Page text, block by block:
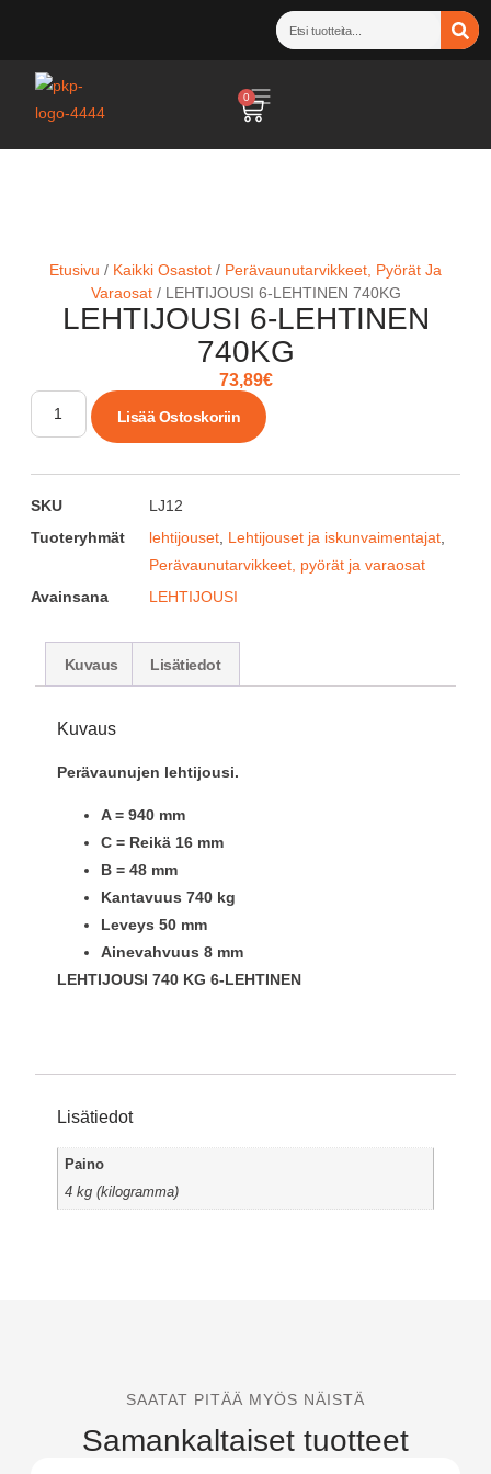
0
Etusivu / Kaikki Osastot / Perävaunutarvikkeet, Pyörät Ja
Varaosat/ LEHTIJOUSI 6-LEHTINEN 740KG
LEHTIJOUSI 6-LEHTINEN
740KG
73,89€
Lisää Ostoskoriin
SKU
LJ12
Tuoteryhmät
lehtijouset, Lehtijouset ja iskunvaimentajat,
Perävaunutarvikkeet, pyörät ja varaosat
Avainsana
LEHTIJOUSI
Kuvaus Lisätiedot
Kuvaus
Perävaunujen lehtijousi.
A = 940 mm
C = Reikä 16 mm
B = 48 mm
Kantavuus 740 kg
Leveys 50 mm
Ainevahvuus 8 mm
LEHTIJOUSI 740 KG 6-LEHTINEN
Lisätiedot
Paino
4 kg (kilogramma)
SAATAT PITÄÄ MYÖS NÄISTÄ
Samankaltaiset tuotteet